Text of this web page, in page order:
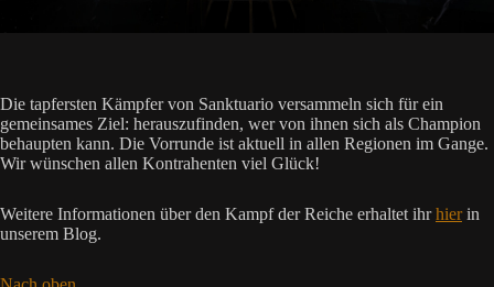
Die tapfersten Kämpfer von Sanktuario versammeln sich für ein
gemeinsames Ziel: herauszufinden, wer von ihnen sich als Champion
behaupten kann. Die Vorrunde ist aktuell in allen Regionen im Gange.
Wir wünschen allen Kontrahenten viel Glück!
Weitere Informationen über den Kampf der Reiche erhaltet ihrhierin
unserem Blog.